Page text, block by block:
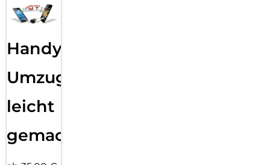
Handy
Umzug
leicht
gemacht!